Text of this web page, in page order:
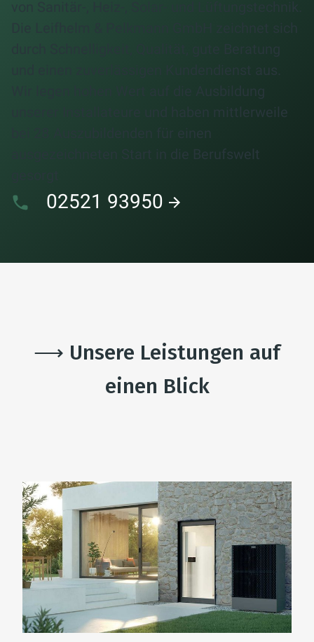
unserer Installateure und haben mittlerweile
ausgezeichneten Start in die Berufswelt
02521 93950
⟶ Unsere Leistungen auf
einen Blick